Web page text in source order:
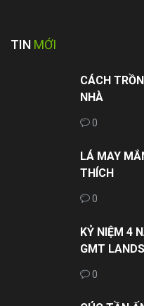
TIN MỚI
CÁCH
NHÀ
0
LÁ MAY
THÍCH
0
KỶ NIỆM 4
GMT
0